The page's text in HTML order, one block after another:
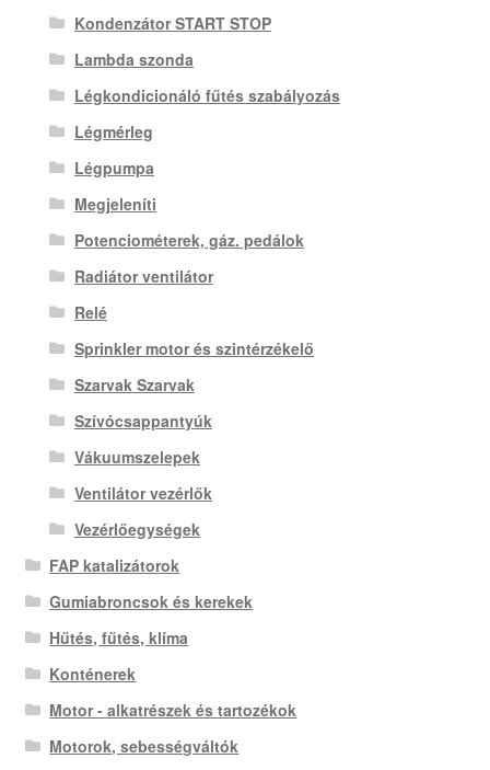
Kondenzátor START STOP
Lambda szonda
Légkondicionáló fűtés szabályozás
Légmérleg
Légpumpa
Megjeleníti
Potenciométerek, gáz. pedálok
Radiátor ventilátor
Relé
Sprinkler motor és szintérzékelő
Szarvak Szarvak
Szívócsappantyúk
Vákuumszelepek
Ventilátor vezérlők
Vezérlőegységek
FAP katalizátorok
Gumiabroncsok és kerekek
Hűtés, fűtés, klíma
Konténerek
Motor - alkatrészek és tartozékok
Motorok, sebességváltók